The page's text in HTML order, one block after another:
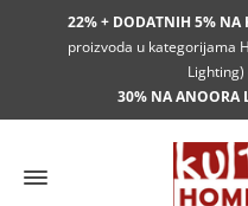
22% + DODATNIH 5% NA
proizvoda u kategorijama
30% NA ANOORA